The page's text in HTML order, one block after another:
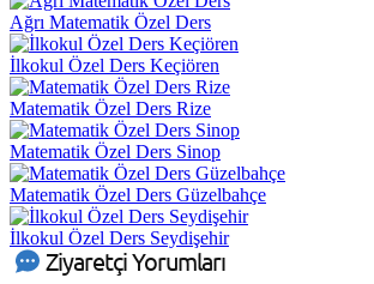
Ağrı Matematik Özel Ders
İlkokul Özel Ders Keçiören
Matematik Özel Ders Rize
Matematik Özel Ders Sinop
Matematik Özel Ders Güzelbahçe
İlkokul Özel Ders Seydişehir
Ziyaretçi Yorumları